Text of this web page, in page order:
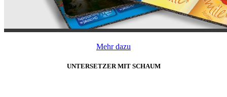
Mehr dazu
UNTERSETZER MIT SCHAUM